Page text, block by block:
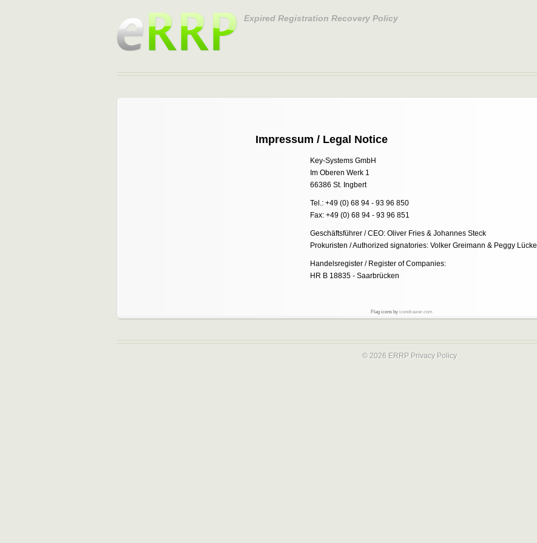
Expired Registration Recovery Policy
Impressum / Legal Notice
Key-Systems GmbH
Im Oberen Werk 1
66386 St. Ingbert
Tel.: +49 (0) 68 94 - 93 96 850
Fax: +49 (0) 68 94 - 93 96 851
Geschäftsführer / CEO: Oliver Fries & Johannes Steck
Prokuristen / Authorized signatories: Volker Greimann & Peggy Lücke
Handelsregister / Register of Companies:
HR B 18835 - Saarbrücken
Flag icons by icondrawer.com
© 2026 ERRP Privacy Policy